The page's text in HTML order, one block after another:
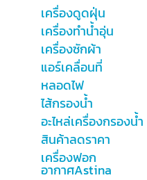
เครื่องดูดฝุ่น
เครื่องทำน้ำอุ่น
เครื่องซักผ้า
แอร์เคลื่อนที่
หลอดไฟ
ไส้กรองน้ำ
อะไหล่เครื่องกรองน้ำ
สินค้าลดราคา
เครื่องฟอก
อากาศAstina